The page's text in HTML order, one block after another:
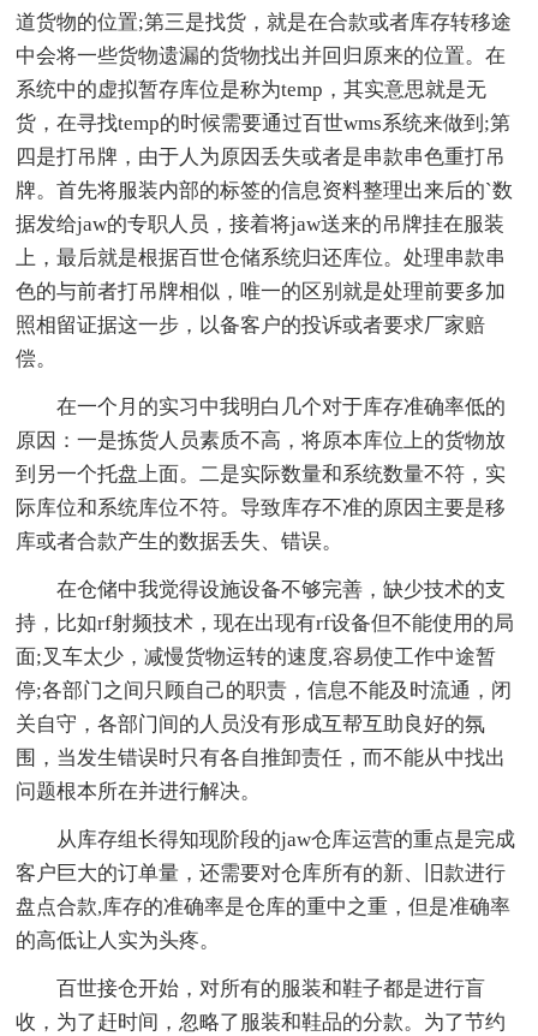
道货物的位置;第三是找货，就是在合款或者库存转移途
中会将一些货物遗漏的货物找出并回归原来的位置。在
系统中的虚拟暂存库位是称为temp，其实意思就是无
货，在寻找temp的时候需要通过百世wms系统来做到;第
四是打吊牌，由于人为原因丢失或者是串款串色重打吊
牌。首先将服装内部的标签的信息资料整理出来后的`数
据发给jaw的专职人员，接着将jaw送来的吊牌挂在服装
上，最后就是根据百世仓储系统归还库位。处理串款串
色的与前者打吊牌相似，唯一的区别就是处理前要多加
照相留证据这一步，以备客户的投诉或者要求厂家赔
偿。
在一个月的实习中我明白几个对于库存准确率低的
原因：一是拣货人员素质不高，将原本库位上的货物放
到另一个托盘上面。二是实际数量和系统数量不符，实
际库位和系统库位不符。导致库存不准的原因主要是移
库或者合款产生的数据丢失、错误。
在仓储中我觉得设施设备不够完善，缺少技术的支
持，比如rf射频技术，现在出现有rf设备但不能使用的局
面;叉车太少，减慢货物运转的速度,容易使工作中途暂
停;各部门之间只顾自己的职责，信息不能及时流通，闭
关自守，各部门间的人员没有形成互帮互助良好的氛
围，当发生错误时只有各自推卸责任，而不能从中找出
问题根本所在并进行解决。
从库存组长得知现阶段的jaw仓库运营的重点是完成
客户巨大的订单量，还需要对仓库所有的新、旧款进行
盘点合款,库存的准确率是仓库的重中之重，但是准确率
的高低让人实为头疼。
百世接仓开始，对所有的服装和鞋子都是进行盲
收，为了赶时间，忽略了服装和鞋品的分款。为了节约